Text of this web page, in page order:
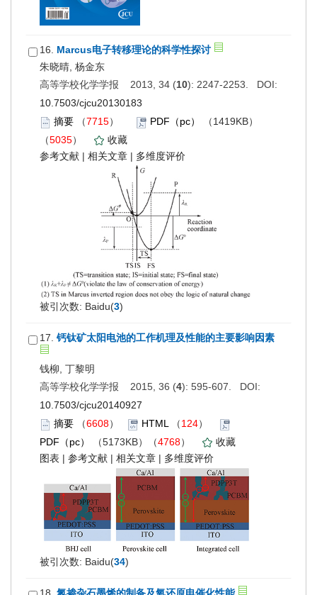
16. Marcus电子转移理论的科学性探讨
朱晓晴, 杨金东
高等学校化学学报 2013, 34 (10): 2247-2253. DOI:
10.7503/cjcu20130183
摘要 （7715） PDF（pc）
（1419KB）
（5035）
收藏
参考文献 | 相关文章 | 多维度评价
被引次数: Baidu(3)
17. 钙钛矿太阳电池的工作机理及性能的主要影响因素
钱柳, 丁黎明
高等学校化学学报 2015, 36 (4): 595-607. DOI:
10.7503/cjcu20140927
摘要 （6608） HTML（124）
PDF（pc）
（5173KB）（4768）
收藏
图表 | 参考文献 | 相关文章 | 多维度评价
被引次数: Baidu(34)